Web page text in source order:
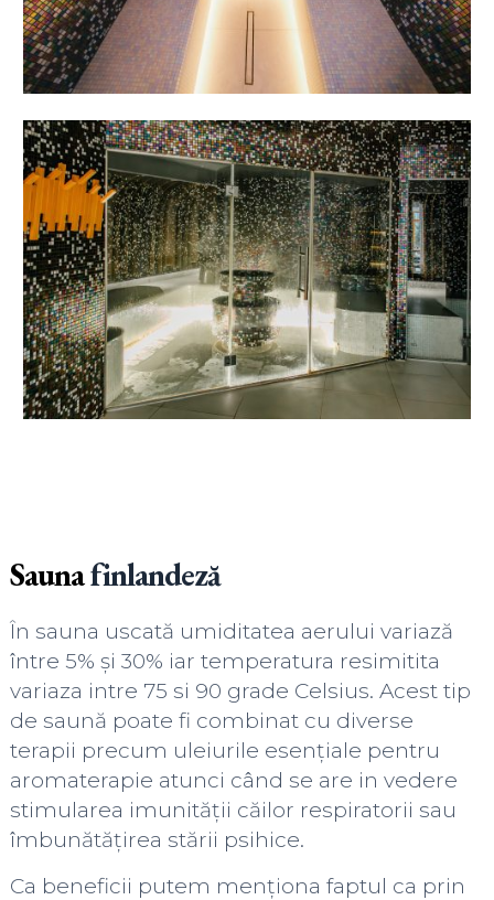
Saunafinlandeză
În sauna uscată umiditatea aerului variază
între 5% și 30% iar temperatura resimitita
variaza intre 75 si 90 grade Celsius. Acest tip
de saună poate fi combinat cu diverse
terapii precum uleiurile esențiale pentru
aromaterapie atunci când se are in vedere
stimularea imunității căilor respiratorii sau
îmbunătățirea stării psihice.
Ca beneficii putem menționa faptul ca prin